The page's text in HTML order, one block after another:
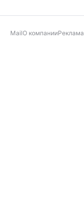
MailО компанииРеклама